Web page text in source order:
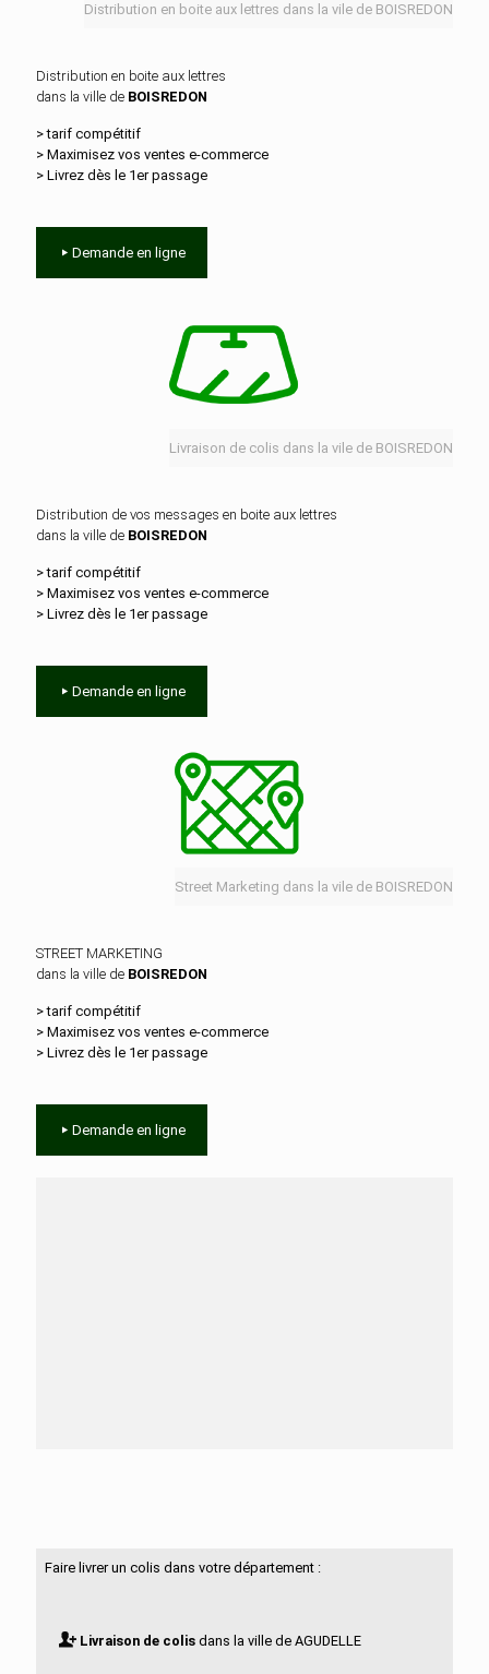
Distribution en boite aux lettres dans la vile de BOISREDON
Distribution en boite aux lettres
dans la ville de BOISREDON
> tarif compétitif
> Maximisez vos ventes e‑commerce
> Livrez dès le 1er passage
Demande en ligne
Livraison de colis dans la vile de BOISREDON
Distribution de vos messages en boite aux lettres
dans la ville de BOISREDON
> tarif compétitif
> Maximisez vos ventes e‑commerce
> Livrez dès le 1er passage
Demande en ligne
Street Marketing dans la vile de BOISREDON
STREET MARKETING
dans la ville de BOISREDON
> tarif compétitif
> Maximisez vos ventes e‑commerce
> Livrez dès le 1er passage
Demande en ligne
Faire livrer un colis dans votre département :
Livraison de colisdans la ville de AGUDELLE